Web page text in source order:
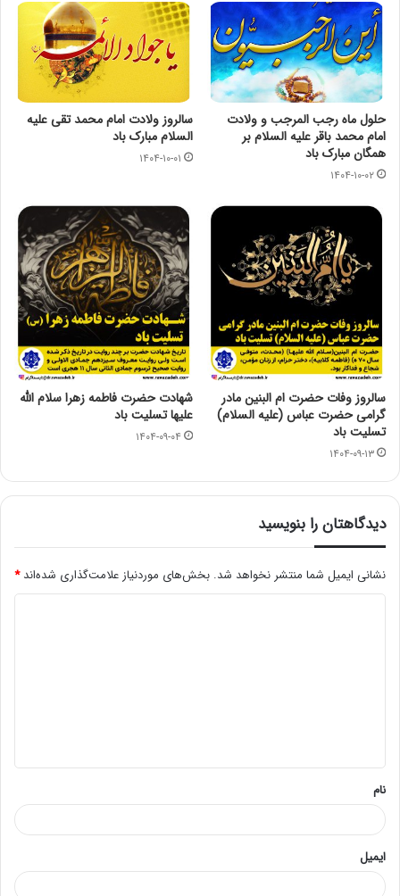
حلول ماه رجب المرجب و ولادت
امام محمد باقر علیه السلام بر
همگان مبارک باد
۱۴۰۴-۱۰-۰۲
سالروز ولادت امام محمد تقی عليه
السلام مبارک باد
۱۴۰۴-۱۰-۰۱
سالروز وفات حضرت ام البنین مادر
گرامی حضرت عباس (علیه السلام)
تسلیت باد
۱۴۰۴-۰۹-۱۳
شهادت حضرت فاطمه زهرا سلام الله
علیها تسلیت باد
۱۴۰۴-۰۹-۰۴
دیدگاهتان را بنویسید
نشانی ایمیل شما منتشر نخواهد شد. بخش‌های موردنیاز علامت‌گذاری شده‌اند*
*
نام
ایمیل